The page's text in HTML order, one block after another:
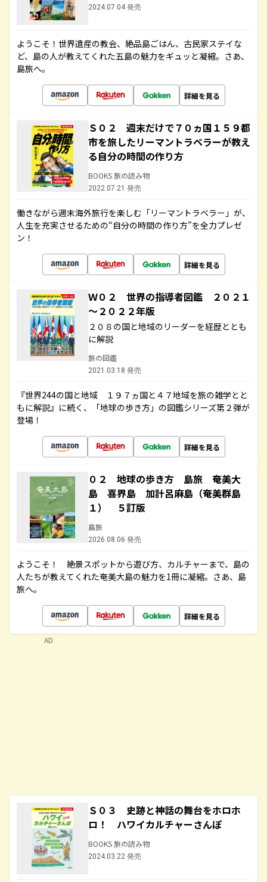
2024.07.04 発売
ようこそ！世界遺産の教会、絶品島ごはん、古民家ステイな
ど、島の人が教えてくれた五島の魅力をギュッと凝縮。さあ、
島旅へ。
詳細を見る
Ｓ０２ 週末だけで７０ヵ国１５９都
市を旅したリーマントラベラーが教え
る自分の時間の作り方
BOOKS 旅の読み物
2022.07.21 発売
働きながら週末海外旅行を楽しむ「リーマントラベラー」が、
人生を充実させるための“自分の時間の作り方”を全力プレゼ
ン！
詳細を見る
Ｗ０２ 世界の指導者図鑑 ２０２１
～２０２２年版
２０８の国と地域のリーダーを経歴ととも
に解説
旅の図鑑
2021.03.18 発売
『世界244の国と地域 １９７ヵ国と４７地域を旅の雑学とと
もに解説』に続く、「地球の歩き方」の図鑑シリーズ第２弾が
登場！
詳細を見る
０２ 地球の歩き方 島旅 奄美大
島 喜界島 加計呂麻島（奄美群島
１） ５訂版
島旅
2026.08.06 発売
ようこそ！ 絶景スポットから遊び方、カルチャーまで、島の
人たちが教えてくれた奄美大島の魅力を1冊に凝縮。さあ、島
旅へ。
詳細を見る
Ｓ０３ 史跡と神話の舞台をホロホ
ロ！ ハワイカルチャーさんぽ
BOOKS 旅の読み物
2024.03.22 発売
AD